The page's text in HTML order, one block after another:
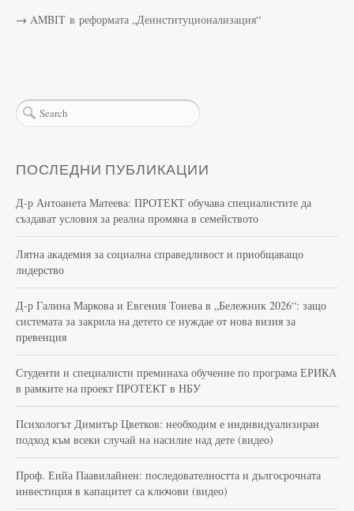
→ AMBIT в реформата „Деинституционализация“
ПОСЛЕДНИ ПУБЛИКАЦИИ
Д-р Антоанета Матеева: ПРОТЕКТ обучава специалистите да
създават условия за реална промяна в семейството
Лятна академия за социална справедливост и приобщаващо
лидерство
Д-р Галина Маркова и Евгения Тонева в „Бележник 2026“: защо
системата за закрила на детето се нуждае от нова визия за
превенция
Студенти и специалисти преминаха обучение по програма ЕРИКА
в рамките на проект ПРОТЕКТ в НБУ
Психологът Димитър Цветков: необходим е индивидуализиран
подход към всеки случай на насилие над дете (видео)
Проф. Еийа Паавилайнен: последователността и дългосрочната
инвестиция в капацитет са ключови (видео)